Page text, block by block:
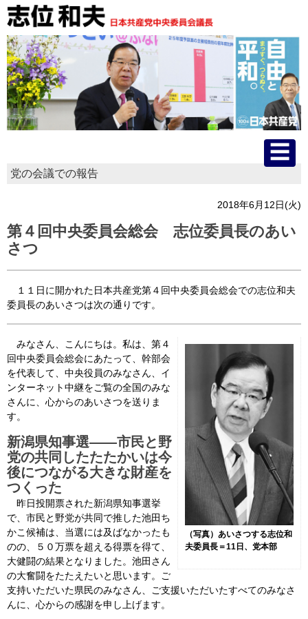
プロフィール
主な活動
国会質問
会見・発言集
論文・著書
党の会議での報告
2018年6月12日(火)
第４回中央委員会総会 志位委員長のあい
さつ
１１日に開かれた日本共産党第４回中央委員会総会での志位和夫
委員長のあいさつは次の通りです。
（写真）あいさつする志位和
夫委員長＝11日、党本部
みなさん、こんにちは。私は、第４
回中央委員会総会にあたって、幹部会
を代表して、中央役員のみなさん、イ
ンターネット中継をご覧の全国のみな
さんに、心からのあいさつを送りま
す。
新潟県知事選――市民と野
党の共同したたたかいは今
後につながる大きな財産を
つくった
昨日投開票された新潟県知事選挙
で、市民と野党が共同で推した池田ち
かこ候補は、当選には及ばなかったも
のの、５０万票を超える得票を得て、
大健闘の結果となりました。池田さん
の大奮闘をたたえたいと思います。ご
支持いただいた県民のみなさん、ご支援いただいたすべてのみなさ
んに、心からの感謝を申し上げます。